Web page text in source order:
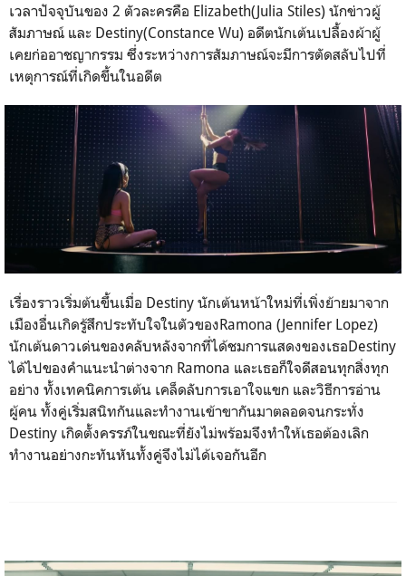
เวลาปัจจุบันของ 2 ตัวละครคือ Elizabeth(Julia Stiles) นักข่าวผู้
สัมภาษณ์ และ Destiny(Constance Wu) อดีตนักเต้นเปลื้องผ้าผู้
เคยก่ออาชญากรรม ซึ่งระหว่างการสัมภาษณ์จะมีการตัดสลับไปที่
เหตุการณ์ที่เกิดขึ้นในอดีต
เรื่องราวเริ่มต้นขึ้นเมื่อ Destiny นักเต้นหน้าใหม่ที่เพิ่งย้ายมาจาก
เมืองอื่นเกิดรู้สึกประทับใจในตัวของRamona (Jennifer Lopez)
นักเต้นดาวเด่นของคลับหลังจากที่ได้ชมการแสดงของเธอDestiny
ได้ไปของคำแนะนำต่างจาก Ramona และเธอก็ใจดีสอนทุกสิ่งทุก
อย่าง ทั้งเทคนิคการเต้น เคล็ดลับการเอาใจแขก และวิธีการอ่าน
ผู้คน ทั้งคู่เริ่มสนิทกันและทำงานเข้าขากันมาตลอดจนกระทั่ง
Destiny เกิดตั้งครรภ์ในขณะที่ยังไม่พร้อมจึงทำให้เธอต้องเลิก
ทำงานอย่างกะทันหันทั้งคู่จึงไม่ได้เจอกันอีก